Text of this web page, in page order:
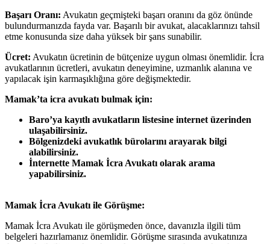
Başarı Oranı: Avukatın geçmişteki başarı oranını da göz önünde
bulundurmanızda fayda var. Başarılı bir avukat, alacaklarınızı tahsil
etme konusunda size daha yüksek bir şans sunabilir.
Ücret: Avukatın ücretinin de bütçenize uygun olması önemlidir. İcra
avukatlarının ücretleri, avukatın deneyimine, uzmanlık alanına ve
yapılacak işin karmaşıklığına göre değişmektedir.
Mamak’ta icra avukatı bulmak için:
Baro’ya kayıtlı avukatların listesine internet üzerinden
ulaşabilirsiniz.
Bölgenizdeki avukatlık bürolarını arayarak bilgi
alabilirsiniz.
İnternette Mamak İcra Avukatı olarak arama
yapabilirsiniz.
Mamak İcra Avukatı ile Görüşme:
Mamak İcra Avukatı ile görüşmeden önce, davanızla ilgili tüm
belgeleri hazırlamanız önemlidir. Görüşme sırasında avukatınıza